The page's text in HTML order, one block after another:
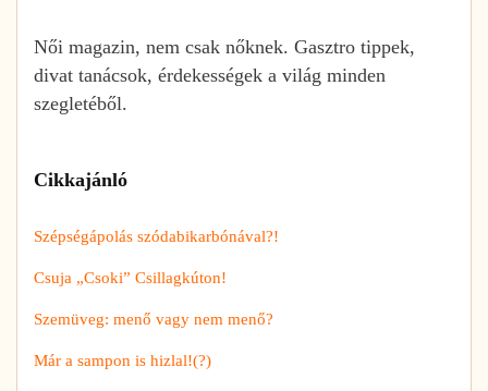
Női magazin, nem csak nőknek. Gasztro tippek,
divat tanácsok, érdekességek a világ minden
szegletéből.
Cikkajánló
Szépségápolás szódabikarbónával?!
Csuja „Csoki” Csillagkúton!
Szemüveg: menő vagy nem menő?
Már a sampon is hizlal!(?)